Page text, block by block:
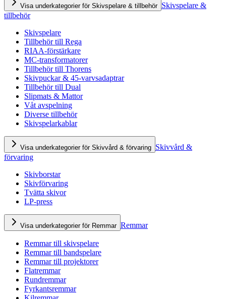
Visa underkategorier för Skivspelare & tillbehör Skivspelare &
tillbehör
Skivspelare
Tillbehör till Rega
RIAA-förstärkare
MC-transformatorer
Tillbehör till Thorens
Skivpuckar & 45-varvsadaptrar
Tillbehör till Dual
Slipmats & Mattor
Våt avspelning
Diverse tillbehör
Skivspelarkablar
Visa underkategorier för Skivvård & förvaring Skivvård &
förvaring
Skivborstar
Skivförvaring
Tvätta skivor
LP-press
Visa underkategorier för Remmar Remmar
Remmar till skivspelare
Remmar till bandspelare
Remmar till projektorer
Flatremmar
Rundremmar
Fyrkantsremmar